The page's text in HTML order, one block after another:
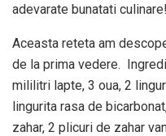
adevarate bunatati culinare!
Aceasta reteta am
de la prima vedere.
mililitri lapte, 3 oua, 2
lingurita rasa de
zahar, 2 plicuri de zahar